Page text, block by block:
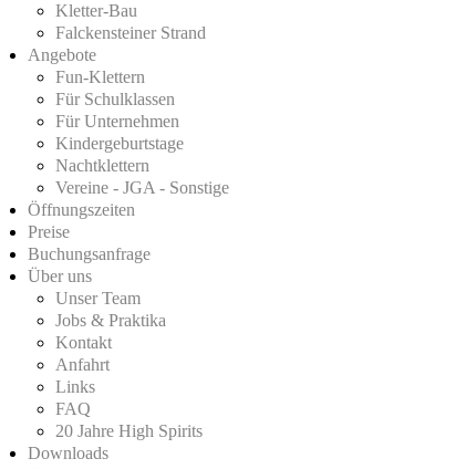
Kletter-Bau
Falckensteiner Strand
Angebote
Fun-Klettern
Für Schulklassen
Für Unternehmen
Kindergeburtstage
Nachtklettern
Vereine - JGA - Sonstige
Öffnungszeiten
Preise
Buchungsanfrage
Über uns
Unser Team
Jobs & Praktika
Kontakt
Anfahrt
Links
FAQ
20 Jahre High Spirits
Downloads